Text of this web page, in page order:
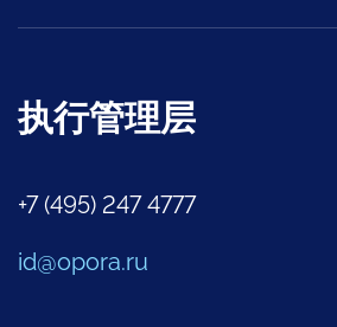
执行管理层
+7 (495) 247 4777
id@opora.ru